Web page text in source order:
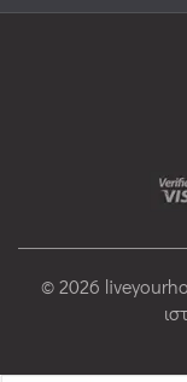
© 2026